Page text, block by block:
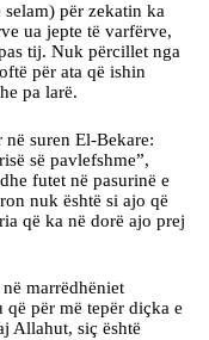
për zekatin ka
ua jepte të varfërve,
tij. Nuk përcillet nga
për ata që ishin
pa larë.
suren El-Bekare:
së pavlefshme”,
futet në pasurinë e
nuk është si ajo që
që ka në dorë ajo prej
marrëdhëniet
që për më tepër diçka e
Allahut, siç është